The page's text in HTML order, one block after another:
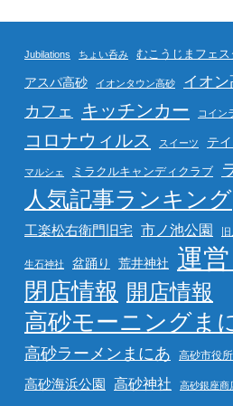
Jubilations ちょい呑み むこうじまフェス
アスパ高砂 イオンタウン高砂 イオ
カフェ キッチンカー コイン
コロナウィルス スイーツ テ
マルシェ ミラクルキャンディクラブ
人気記事ランキング
工楽松右衛門旧宅 市ノ池公園
生石神社 盆踊り 荒井神社 運
閉店情報 開店情報
高砂モーニングま
高砂ラーメンまにあ 高砂市役所
高砂海浜公園 高砂神社 高砂銀座商